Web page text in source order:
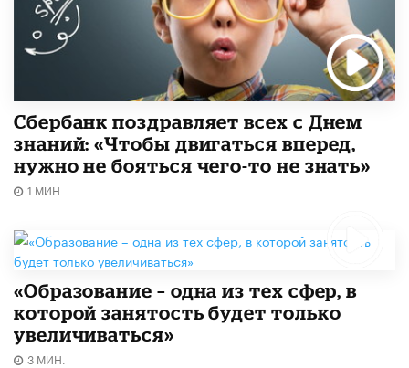
Сбербанк поздравляет всех с Днем
знаний: «Чтобы двигаться вперед,
нужно не бояться чего-то не знать»
1 МИН.
«Образование – одна из тех сфер, в
которой занятость будет только
увеличиваться»
3 МИН.